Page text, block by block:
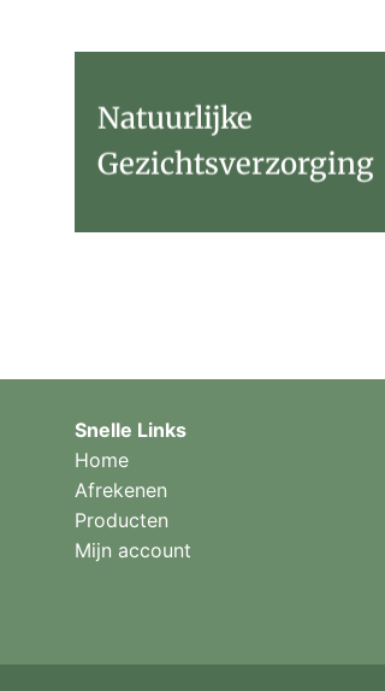
Natuurlijke
Gezichtsverzorging
Snelle Links
Home
Afrekenen
Producten
Mijn account